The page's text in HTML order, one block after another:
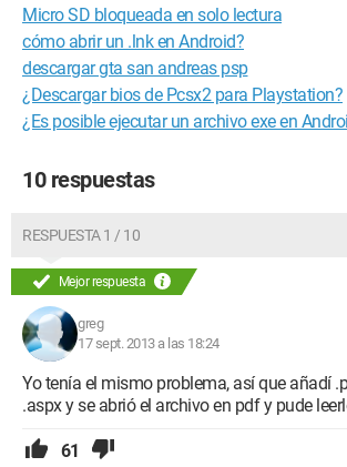
Micro SD bloqueada en solo lectura
cómo abrir un .lnk en Android?
descargar gta san andreas psp
¿Descargar bios de Pcsx2 para Playstation?
¿Es posible ejecutar un archivo exe en
10 respuestas
RESPUESTA 1 / 10
Mejor respuesta
greg
17 sept. 2013 a las 18:24
Yo tenía el mismo problema, así que añadí
.aspx y se abrió el archivo en pdf y pude
61